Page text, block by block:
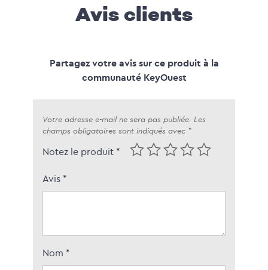
Avis clients
Partagez votre avis sur ce produit à la
communauté KeyOuest
Votre adresse e-mail ne sera pas publiée. Les
champs obligatoires sont indiqués avec *
Notez le produit *
Avis *
Nom *